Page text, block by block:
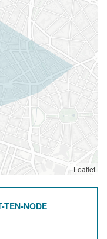
Leaflet
TEN-NODE